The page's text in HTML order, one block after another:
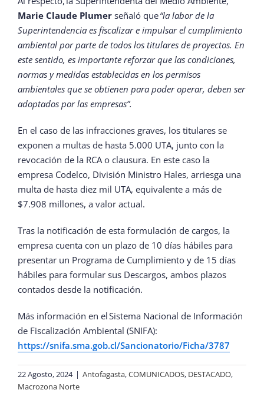
Marie Claude Plumer señaló que“la labor de la
Superintendencia es fiscalizar e impulsar el cumplimiento
ambiental por parte de todos los titulares de proyectos. En
este sentido, es importante reforzar que las condiciones,
normas y medidas establecidas en los permisos
ambientales que se obtienen para poder operar, deben ser
adoptados por las empresas”.
En el caso de las infracciones graves, los titulares se
exponen a multas de hasta 5.000 UTA, junto con la
revocación de la RCA o clausura. En este caso la
empresa Codelco, División Ministro Hales, arriesga una
multa de hasta diez mil UTA, equivalente a más de
$7.908 millones, a valor actual.
Tras la notificación de esta formulación de cargos, la
empresa cuenta con un plazo de 10 días hábiles para
presentar un Programa de Cumplimiento y de 15 días
hábiles para formular sus Descargos, ambos plazos
contados desde la notificación.
Más información en el Sistema Nacional de Información
de Fiscalización Ambiental (SNIFA):
https://snifa.sma.gob.cl/Sancionatorio/Ficha/3787
22 Agosto, 2024 | Antofagasta,COMUNICADOS, DESTACADO,
Macrozona Norte